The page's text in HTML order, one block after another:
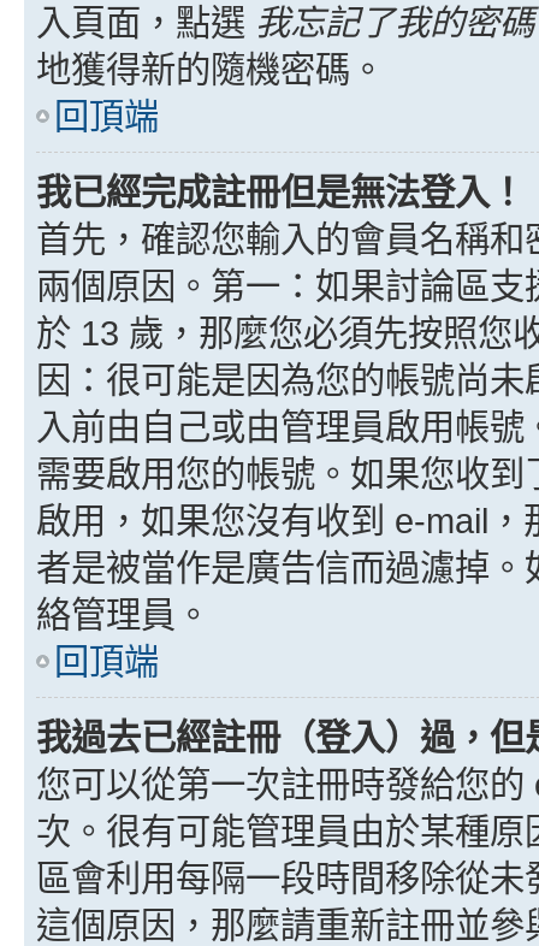
入頁面，點選 我忘記了我的密碼
地獲得新的隨機密碼。
回頂端
我已經完成註冊但是無法登入！
首先，確認您輸入的會員名稱
兩個原因。第一：如果討論區
於 13 歲，那麼您必須先按照您
因：很可能是因為您的帳號尚
入前由自己或由管理員啟用帳
需要啟用您的帳號。如果您收
啟用，如果您沒有收到 e-mail
者是被當作是廣告信而過濾掉
絡管理員。
回頂端
我過去已經註冊（登入）過，
您可以從第一次註冊時發給您
次。很有可能管理員由於某種
區會利用每隔一段時間移除從
這個原因，那麼請重新註冊並參